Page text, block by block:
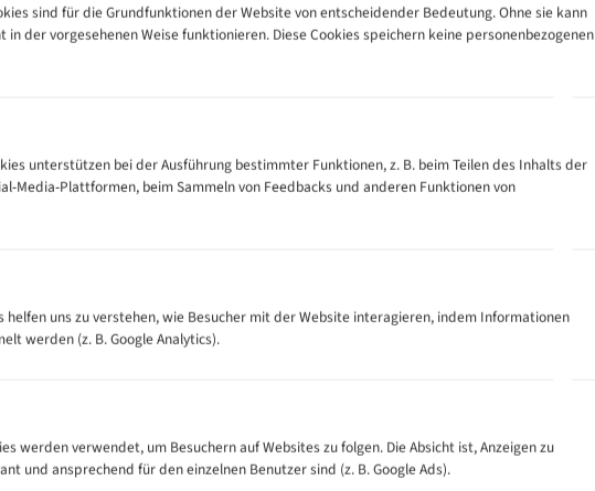
Tabelle
300
500
4/6
4/6
M (mm)
Zähne pro
Zoll (ZpZ))
35 - 70
5/8
sind für die Grundfunktionen der Website von entscheidender Bedeutung. Ohne sie kann
in der vorgesehenen Weise funktionieren. Diese Cookies speichern keine personenbezogenen
unterstützen bei der Ausführung bestimmter Funktionen, z. B. beim Teilen des Inhalts der
Media-Plattformen, beim Sammeln von Feedbacks und anderen Funktionen von
helfen uns zu verstehen, wie Besucher mit der Website interagieren, indem Informationen
werden (z. B. Google Analytics).
werden verwendet, um Besuchern auf Websites zu folgen. Die Absicht ist, Anzeigen zu
und ansprechend für den einzelnen Benutzer sind (z. B. Google Ads).